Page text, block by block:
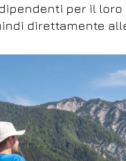
per il
direttamente